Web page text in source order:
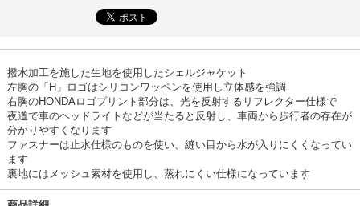
撥水加工を施した生地を使用したシェルジャケット
左胸の「H」ロゴはシリコンワッペンを使用し立体感を強調
右胸のHONDAロゴプリント部分は、光を反射するリフレクター仕様で
夜道で車のヘッドライトなどが当たると反射し、車両から歩行者の存在が
分かりやすくなります
ファスナーは止水仕様のものを使い、縫い目から水が入りにくくなってい
ます
裏地にはメッシュ素材を使用し、蒸れにくい仕様になっています